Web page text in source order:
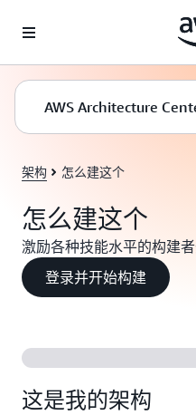
架构 怎么建这个
怎么建这个
激励各种技能水平的构建
登录并开始构建
AWS Architecture
这是我的架构